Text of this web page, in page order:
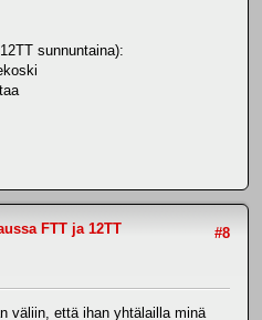
sunnuntaina):
#8
FTT ja 12TT
väliin, että ihan yhtälailla minä